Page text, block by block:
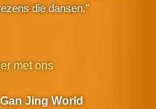
die dansen."
met ons
Jing World